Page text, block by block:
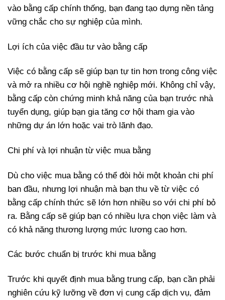
vào bằng cấp chính thống, bạn đang tạo dựng nền tảng
vững chắc cho sự nghiệp của mình.
Lợi ích của việc đầu tư vào bằng cấp
Việc có bằng cấp sẽ giúp bạn tự tin hơn trong công việc
và mở ra nhiều cơ hội nghề nghiệp mới. Không chỉ vậy,
bằng cấp còn chứng minh khả năng của bạn trước nhà
tuyển dụng, giúp bạn gia tăng cơ hội tham gia vào
những dự án lớn hoặc vai trò lãnh đạo.
Chi phí và lợi nhuận từ việc mua bằng
Dù cho việc mua bằng có thể đòi hỏi một khoản chi phí
ban đầu, nhưng lợi nhuận mà bạn thu về từ việc có
bằng cấp chính thức sẽ lớn hơn nhiều so với chi phí bỏ
ra. Bằng cấp sẽ giúp bạn có nhiều lựa chọn việc làm và
có khả năng thương lượng mức lương cao hơn.
Các bước chuẩn bị trước khi mua bằng
Trước khi quyết định mua bằng trung cấp, bạn cần phải
nghiên cứu kỹ lưỡng về đơn vị cung cấp dịch vụ, đảm